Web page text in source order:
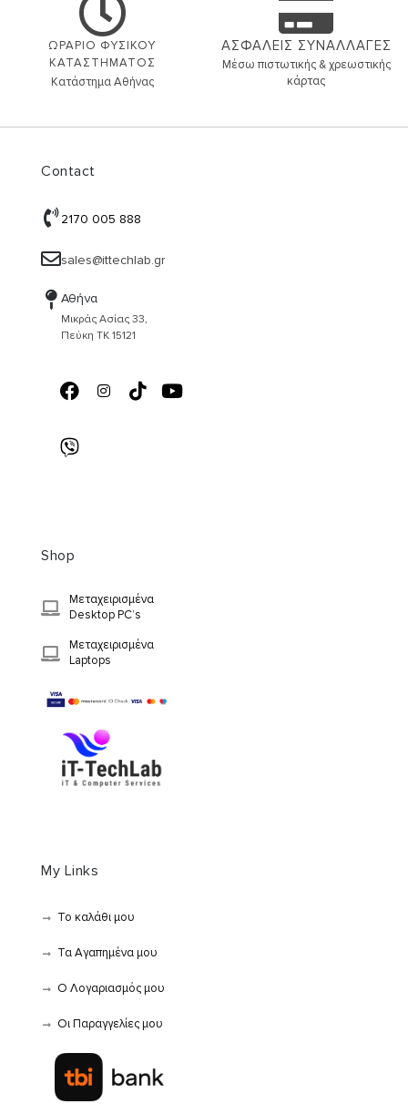
ΩΡΑΡΙΟ ΦΥΣΙΚΟΥ
ΚΑΤΑΣΤΗΜΑΤΟΣ
Κατάστημα Αθήνας
ΑΣΦΑΛΕΙΣ ΣΥΝΑΛΛΑΓΕΣ
Μέσω πιστωτικής & χρεωστικής
κάρτας
Contact
2170 005 888
sales@ittechlab.gr
Αθήνα
Μικράς Ασίας 33,
Πεύκη ΤΚ 15121
Shop
Μεταχειρισμένα
Desktop PC’s
Μεταχειρισμένα
Laptops
My Links
Το καλάθι μου
Τα Αγαπημένα μου
Ο Λογαριασμός μου
Οι Παραγγελίες μου